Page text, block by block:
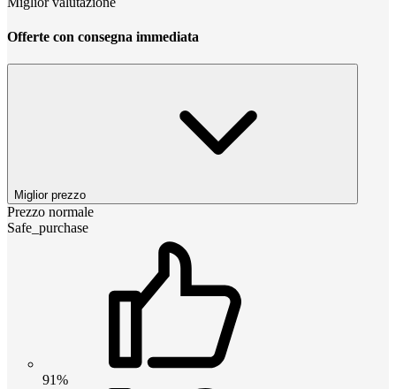
Offerte con consegna immediata
Miglior prezzo
Prezzo normale
Safe_purchase
91%